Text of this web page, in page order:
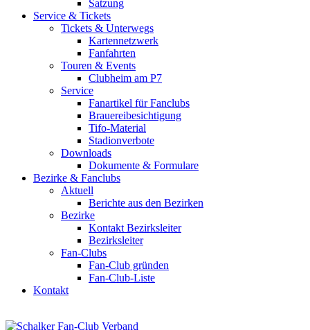
Satzung
Service & Tickets
Tickets & Unterwegs
Kartennetzwerk
Fanfahrten
Touren & Events
Clubheim am P7
Service
Fanartikel für Fanclubs
Brauereibesichtigung
Tifo-Material
Stadionverbote
Downloads
Dokumente & Formulare
Bezirke & Fanclubs
Aktuell
Berichte aus den Bezirken
Bezirke
Kontakt Bezirksleiter
Bezirksleiter
Fan-Clubs
Fan-Club gründen
Fan-Club-Liste
Kontakt